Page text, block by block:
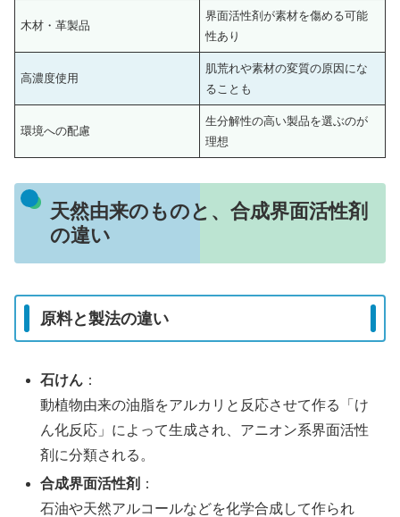
木材・革製品
界面活性剤が素材を傷める可能
性あり
高濃度使用
肌荒れや素材の変質の原因にな
ることも
環境への配慮
生分解性の高い製品を選ぶのが
理想
天然由来のものと、合成界面活性剤
の違い
原料と製法の違い
石けん ：
動植物由来の油脂をアルカリと反応させて作る「け
ん化反応」によって生成され、アニオン系界面活性
剤に分類される。
合成界面活性剤 ：
石油や天然アルコールなどを化学合成して作られ